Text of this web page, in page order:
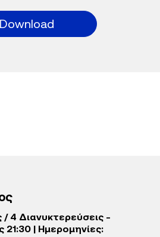
Download
4 Διανυκτερεύσεις -
21:30 | Ημερομηνίες: